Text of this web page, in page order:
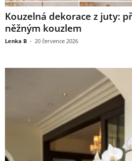
Kouzelná dekorace z juty:
něžným kouzlem
Lenka B - 20 července 2026